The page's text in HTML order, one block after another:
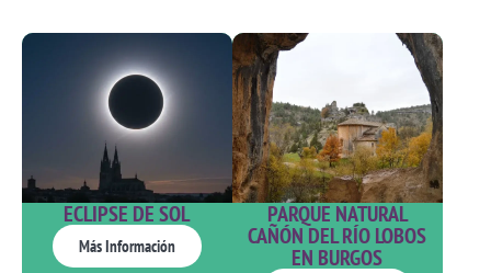
ECLIPSE DE SOL
Más Información
PARQUE NATURAL
CAÑÓN DEL RÍO LOBOS
EN BURGOS